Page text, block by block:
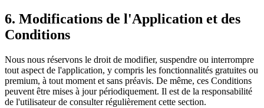
6. Modifications de l'Application et des
Conditions
Nous nous réservons le droit de modifier, suspendre ou interrompre
tout aspect de l'application, y compris les fonctionnalités gratuites ou
premium, à tout moment et sans préavis. De même, ces Conditions
peuvent être mises à jour périodiquement. Il est de la responsabilité
de l'utilisateur de consulter régulièrement cette section.